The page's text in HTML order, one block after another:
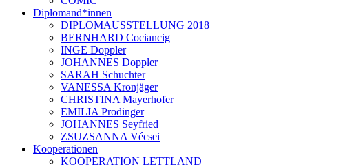
Diplomand*innen
DIPLOMAUSSTELLUNG 2018
BERNHARD Cociancig
INGE Doppler
JOHANNES Doppler
SARAH Schuchter
VANESSA Kronjäger
CHRISTINA Mayerhofer
EMILIA Prodinger
JOHANNES Seyfried
ZSUZSANNA Vécsei
Kooperationen
KOOPERATION LETTLAND